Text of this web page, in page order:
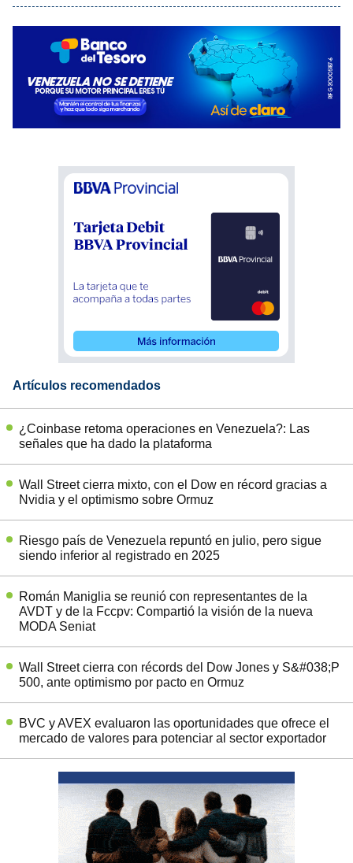
Artículos recomendados
¿Coinbase retoma operaciones en Venezuela?: Las
señales que ha dado la plataforma
Wall Street cierra mixto, con el Dow en récord gracias a
Nvidia y el optimismo sobre Ormuz
Riesgo país de Venezuela repuntó en julio, pero sigue
siendo inferior al registrado en 2025
Román Maniglia se reunió con representantes de la
AVDT y de la Fccpv: Compartió la visión de la nueva
MODA Seniat
Wall Street cierra con récords del Dow Jones y S&#038;P
500, ante optimismo por pacto en Ormuz
BVC y AVEX evaluaron las oportunidades que ofrece el
mercado de valores para potenciar al sector exportador